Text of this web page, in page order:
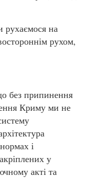
на
рухом,
припинення
Криму ми не
і
у
акті та